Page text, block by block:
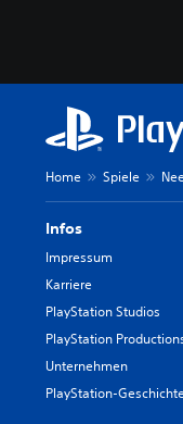
Home Spiele
Infos
Impressum
Karriere
PlayStation Studios
PlayStation
Unternehmen
PlayStation-